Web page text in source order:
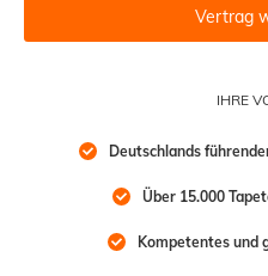
IHRE
Deutschlands
Über 15.000
Kompetentes und
Vertrag